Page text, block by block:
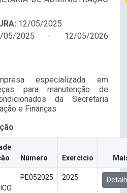
12/05/2025
05/2025 - 12/05/2026
especializada em
para manutenção de
da Secretaria
e Finanças
Número Exercicio
PE052025 2025